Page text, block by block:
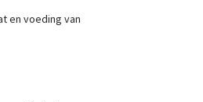
en voeding van